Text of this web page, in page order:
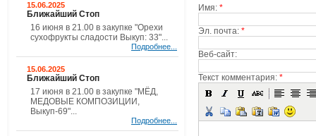
Имя: *
Эл. почта: *
Веб-сайт:
Текст комментария: *
15.06.2025
Ближайший Стоп
16 июня в 21.00 в закупке "Орехи
сухофрукты сладости Выкуп: 33"...
Подробнее...
15.06.2025
Ближайший Стоп
17 июня в 21.00 в закупке "МЁД,
МЕДОВЫЕ КОМПОЗИЦИИ,
Выкуп-69"...
Подробнее...